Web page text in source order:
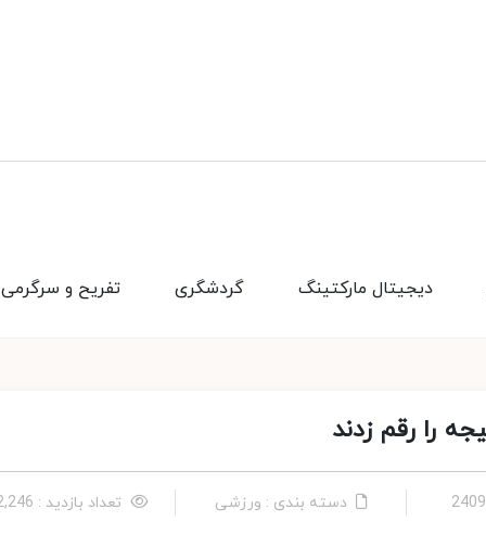
تفریح و سرگرمی گردشگری دیجیتال مارکتینگ
دسته بندی : ورزشی تعداد بازدید : 2,246 نفر